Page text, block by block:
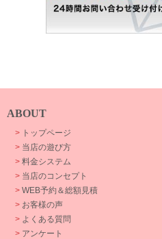
ABOUT
> トップページ
> 当店の遊び方
> 料金システム
> 当店のコンセプト
> WEB予約＆総額見積
> お客様の声
> よくある質問
> アンケート